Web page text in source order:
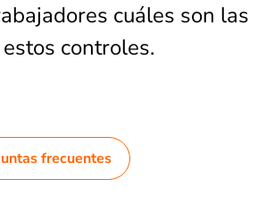
cuáles son las
controles.
frecuentes